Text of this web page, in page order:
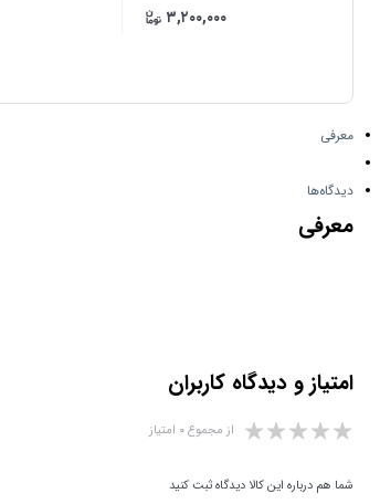
DNA Biotech (سورس
۳,۲۰۰,۰۰۰
معرفی
دیدگاه‌ها
معرفی
امتیاز و دیدگاه کاربران
از مجموع ۰ امتیاز
شما هم درباره این کالا دیدگاه ثبت کنید